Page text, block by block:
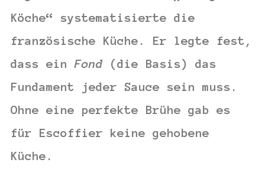
Köche“ systematisierte die
französische Küche. Er legte fest,
dass einFond (die Basis) das
Fundament jeder Sauce sein muss.
Ohne eine perfekte Brühe gab es
für Escoffier keine gehobene
Küche.